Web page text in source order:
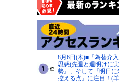
8月6日(木)■『為替介
思惑(先週と週明けに
勢』、そして『明日
控える点』に注目！(